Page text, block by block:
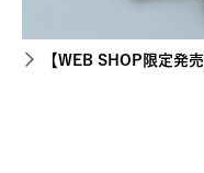
【WEB SHOP限定発